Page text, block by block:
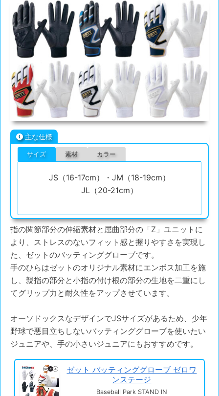
主な仕様
サイズ 素材 カラー
JS（16-17cm）・JM（18-19cm）
JL（20-21cm）
指の関節部分の伸縮素材と屈曲部分の「Z」ユニットに
より、ストレスのないフィット感と握りやすさを実現し
た、ゼットのバッティンググローブです。
手のひらはゼットのオリジナル素材にエンボス加工を施
し、親指の部分と小指の付け根の部分の生地を二重にし
てグリップ力と耐久性をアップさせています。
オーソドックスなデザインでJSサイズがあるため、少年
野球で悪目立ちしないバッティンググローブを使いたい
ジュニアや、手の小さいジュニアにもおすすめです。
ゼット バッティンググローブ ゼロワ
ンステージ
Baseball Park STAND IN